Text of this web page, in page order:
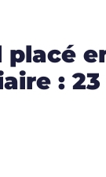
placé
: 23